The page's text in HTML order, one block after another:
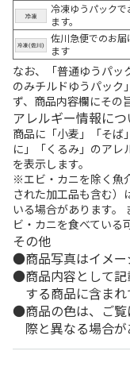
冷凍ゆうパックで
ます。
佐川急便でのお届
ます
なお、「普通ゆうパッ
のみチルドゆうパック
ず、商品内容欄にその
アレルギー情報につ
商品に「小麦」「そば
に」「くるみ」のアレ
を表示します。
※エビ・カニを除く魚
された加工品も含む）
いる場合があります。
ビ・カニを食べている
その他
商品写真はイメー
商品内容として
する商品に含まれ
商品の色は、ご
際と異なる場合が